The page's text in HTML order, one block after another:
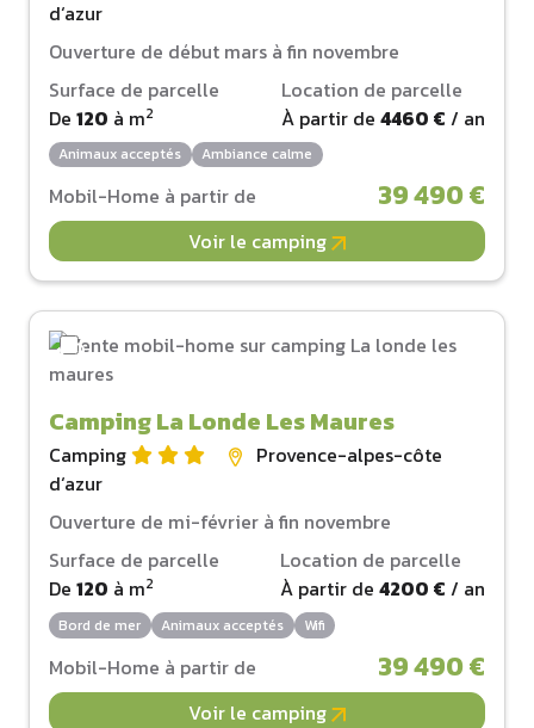
d‘azur
Ouverture de début mars à fin novembre
Surface de parcelle
De 120 à m2
Location de parcelle
À partir de 4460 € / an
Animaux acceptés Ambiance calme
Mobil-Home à partir de 39 490 €
Voir le camping
Camping La Londe Les Maures
Camping
Provence-alpes-côte
d‘azur
Ouverture de mi-février à fin novembre
Surface de parcelle
De 120 à m2
Location de parcelle
À partir de 4200 € / an
Bord de mer Animaux acceptés Wifi
Mobil-Home à partir de 39 490 €
Voir le camping